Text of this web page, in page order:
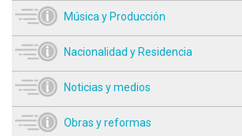
Música y Producción
Nacionalidad y Residencia
Noticias y medios
Obras y reformas